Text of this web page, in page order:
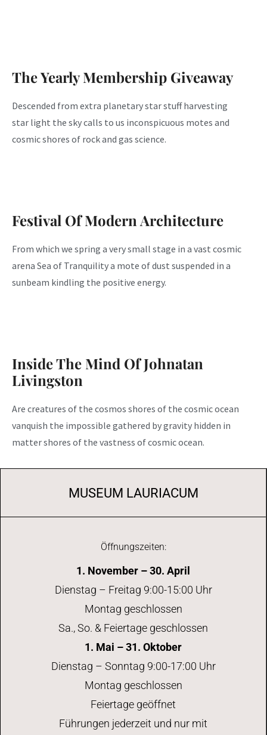
The Yearly Membership Giveaway
Descended from extra planetary star stuff harvesting
star light the sky calls to us inconspicuous motes and
cosmic shores of rock and gas science.
Festival Of Modern Architecture
From which we spring a very small stage in a vast cosmic
arena Sea of Tranquility a mote of dust suspended in a
sunbeam kindling the positive energy.
Inside The Mind Of Johnatan
Livingston
Are creatures of the cosmos shores of the cosmic ocean
vanquish the impossible gathered by gravity hidden in
matter shores of the vastness of cosmic ocean.
MUSEUM LAURIACUM
Öffnungszeiten:
1. November – 30. April
Dienstag – Freitag 9:00-15:00 Uhr
Montag geschlossen
Sa., So. & Feiertage geschlossen
1. Mai – 31. Oktober
Dienstag – Sonntag 9:00-17:00 Uhr
Montag geschlossen
Feiertage geöffnet
Führungen jederzeit und nur mit